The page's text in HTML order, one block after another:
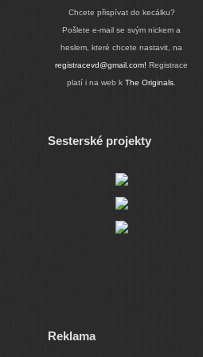
Chcete přispívat do kecálku?
Pošlete e-mail se svým nickem a
heslem, které chcete nastavit, na
registracevd@gmail.com! Registrace
platí i na web kThe Originals
Sesterské projekty
Reklama